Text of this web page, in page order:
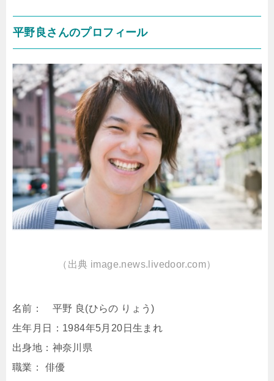
平野良さんのプロフィール
（出典 image.news.livedoor.com）
名前： 平野 良(ひらの りょう)
生年月日：1984年5月20日生まれ
出身地：神奈川県
職業： 俳優